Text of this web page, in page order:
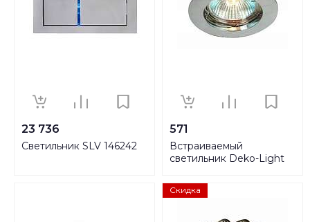
23 736
Светильник SLV 146242
571
Встраиваемый
светильник Deko-Light
Скидка